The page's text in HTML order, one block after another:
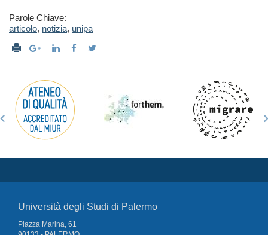
Parole Chiave:
articolo, notizia, unipa
Università degli Studi di Palermo
Piazza Marina, 61